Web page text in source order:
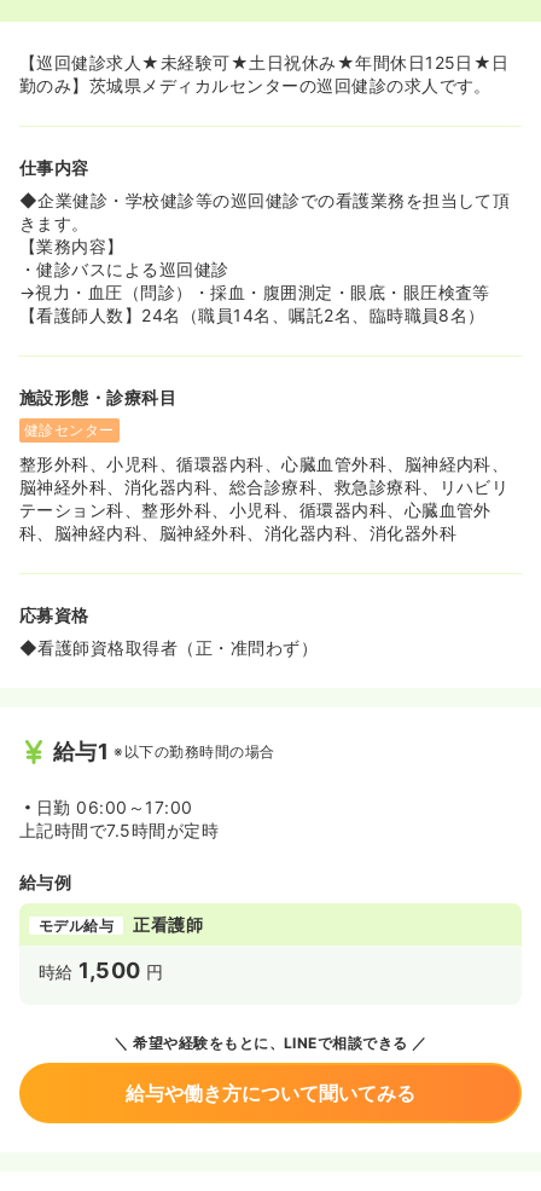
ます。
【巡回健診求人★未経験可★土日祝休み★年間休日125日★日
勤のみ】茨城県メディカルセンターの巡回健診の求人です。
仕事内容
◆企業健診・学校健診等の巡回健診での看護業務を担当して頂
きます。
【業務内容】
・健診バスによる巡回健診
→視力・血圧（問診）・採血・腹囲測定・眼底・眼圧検査等
【看護師人数】24名（職員14名、嘱託2名、臨時職員8名）
施設形態・診療科目
健診センター
整形外科、小児科、循環器内科、心臓血管外科、脳神経内科、
脳神経外科、消化器内科、総合診療科、救急診療科、リハビリ
テーション科、整形外科、小児科、循環器内科、心臓血管外
科、脳神経内科、脳神経外科、消化器内科、消化器外科
応募資格
◆看護師資格取得者（正・准問わず）
給与1 ※以下の勤務時間の場合
日勤 06:00～17:00
上記時間で7.5時間が定時
給与例
モデル給与 正看護師
時給 1,500 円
希望や経験をもとに、LINEで相談できる
給与や働き方について聞いてみる